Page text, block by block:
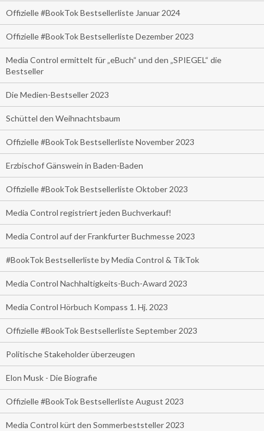
Offizielle #BookTok Bestsellerliste Januar 2024
Offizielle #BookTok Bestsellerliste Dezember 2023
Media Control ermittelt für „eBuch“ und den „SPIEGEL“ die
Bestseller
Die Medien-Bestseller 2023
Schüttel den Weihnachtsbaum
Offizielle #BookTok Bestsellerliste November 2023
Erzbischof Gänswein in Baden-Baden
Offizielle #BookTok Bestsellerliste Oktober 2023
Media Control registriert jeden Buchverkauf!
Media Control auf der Frankfurter Buchmesse 2023
#BookTok Bestsellerliste by Media Control & TikTok
Media Control Nachhaltigkeits-Buch-Award 2023
Media Control Hörbuch Kompass 1. Hj. 2023
Offizielle #BookTok Bestsellerliste September 2023
Politische Stakeholder überzeugen
Elon Musk - Die Biografie
Offizielle #BookTok Bestsellerliste August 2023
Media Control kürt den Sommerbeststeller 2023